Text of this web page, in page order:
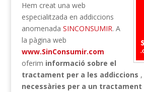
Hem creat una web
especialitzada en addiccions
anomenada SINCONSUMIR. A
la pàgina web
www.SinConsumir.com
oferim informació sobre el
tractament per a les addiccions
necessàries per a un tractament